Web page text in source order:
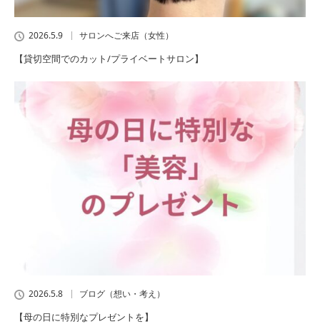
2026.5.9 サロンへご来店（女性）
【貸切空間でのカット/プライベートサロン】
2026.5.8 ブログ（想い・考え）
【母の日に特別なプレゼントを】